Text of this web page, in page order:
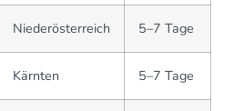
Niederösterreich 5–7 Tage
Kärnten 5–7 Tage